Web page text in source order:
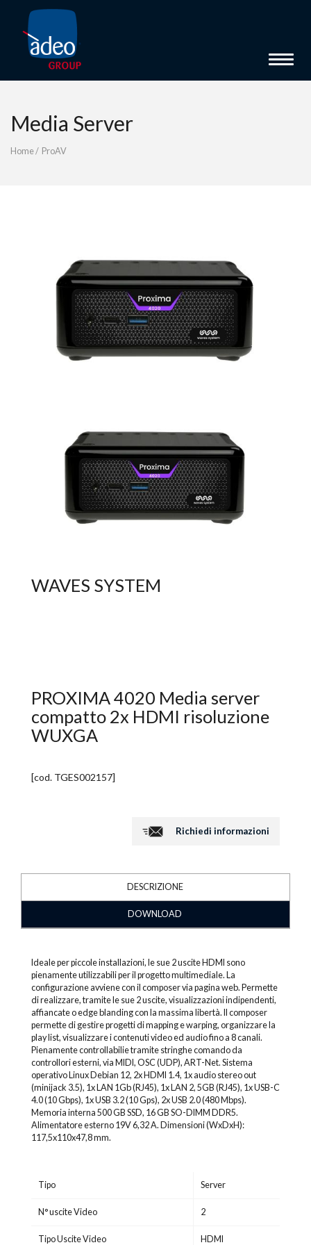
Toggle
Media Server
Home/ ProAV
WAVES SYSTEM
PROXIMA 4020 Media server
compatto 2x HDMI risoluzione
WUXGA
[cod. TGES002157]
Richiedi informazioni
DESCRIZIONE
DOWNLOAD
Ideale per piccole installazioni, le sue 2 uscite HDMI sono
pienamente utilizzabili per il progetto multimediale. La
configurazione avviene con il composer via pagina web. Permette
di realizzare, tramite le sue 2 uscite, visualizzazioni indipendenti,
affiancate o edge blanding con la massima libertà. Il composer
permette di gestire progetti di mapping e warping, organizzare la
play list, visualizzare i contenuti video ed audio fino a 8 canali.
Pienamente controllabilie tramite stringhe comando da
controllori esterni, via MIDI, OSC (UDP), ART-Net. Sistema
operativo Linux Debian 12, 2x HDMI 1.4, 1x audio stereo out
(minijack 3.5), 1x LAN 1Gb (RJ45), 1x LAN 2, 5GB (RJ45), 1x USB-C
4.0 (10 Gbps), 1x USB 3.2 (10 Gps), 2x USB 2.0 (480 Mbps).
Memoria interna 500 GB SSD, 16 GB SO-DIMM DDR5.
Alimentatore esterno 19V 6,32 A. Dimensioni (WxDxH):
117,5x110x47,8 mm.
Tipo Server
N° uscite Video 2
Tipo Uscite Video HDMI